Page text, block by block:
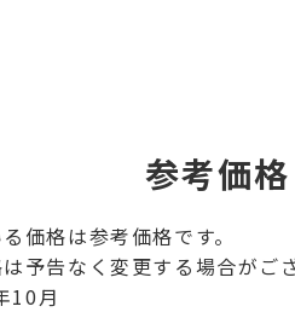
参考価格
価格は参考価格です。
予告なく変更する場合がご
10月